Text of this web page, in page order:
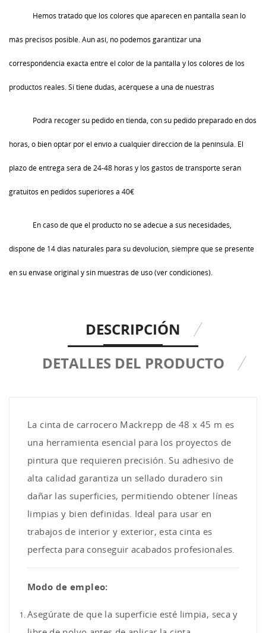
Hemos tratado que los colores que aparecen en pantalla sean lo
más precisos posible. Aun así, no podemos garantizar una
correspondencia exacta entre el color de la pantalla y los colores de los
productos reales. Si tiene dudas, acérquese a una de nuestras
Podrá recoger su pedido en tienda, con su pedido preparado en dos
horas, o bien optar por el envío a cualquier dirección de la península. El
plazo de entrega será de 24-48 horas y los gastos de transporte serán
gratuitos en pedidos superiores a 40€
En caso de que el producto no se adecue a sus necesidades,
dispone de 14 días naturales para su devolución, siempre que se presente
en su envase original y sin muestras de uso (ver condiciones).
DESCRIPCIÓN
DETALLES DEL PRODUCTO
La cinta de carrocero Mackrepp de 48 x 45 m es
una herramienta esencial para los proyectos de
pintura que requieren precisión. Su adhesivo de
alta calidad garantiza un sellado duradero sin
dañar las superficies, permitiendo obtener líneas
limpias y bien definidas. Ideal para usar en
trabajos de interior y exterior, esta cinta es
perfecta para conseguir acabados profesionales.
Modo de empleo:
Asegúrate de que la superficie esté limpia, seca y